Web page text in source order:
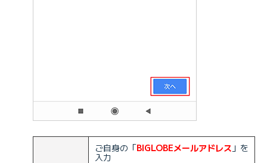
ご自身の「BIGLOBEメールアドレス 」を
入力